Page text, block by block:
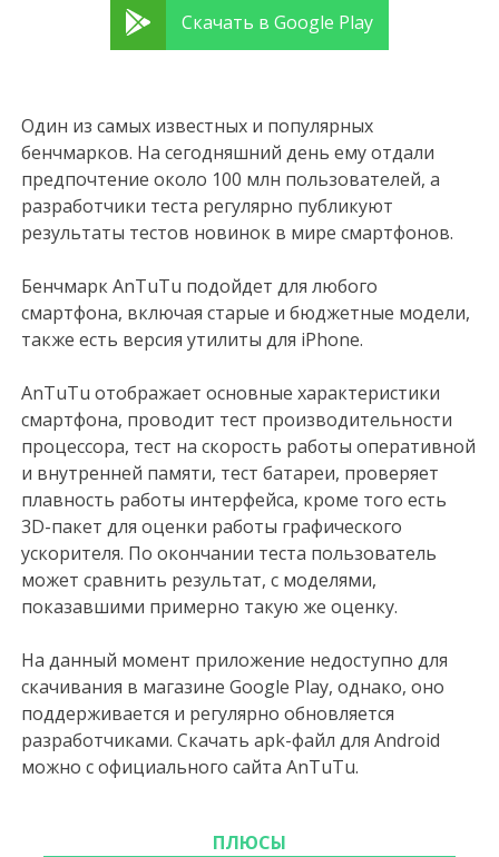
Скачать в Google Play
Один из самых известных и популярных
бенчмарков. На сегодняшний день ему отдали
предпочтение около 100 млн пользователей, а
разработчики теста регулярно публикуют
результаты тестов новинок в мире смартфонов.
Бенчмарк AnTuTu подойдет для любого
смартфона, включая старые и бюджетные модели,
также есть версия утилиты для iPhone.
AnTuTu отображает основные характеристики
смартфона, проводит тест производительности
процессора, тест на скорость работы оперативной
и внутренней памяти, тест батареи, проверяет
плавность работы интерфейса, кроме того есть
3D-пакет для оценки работы графического
ускорителя. По окончании теста пользователь
может сравнить результат, с моделями,
показавшими примерно такую же оценку.
На данный момент приложение недоступно для
скачивания в магазине Google Play, однако, оно
поддерживается и регулярно обновляется
разработчиками. Скачать apk-файл для Android
можно с официального сайта AnTuTu.
ПЛЮСЫ